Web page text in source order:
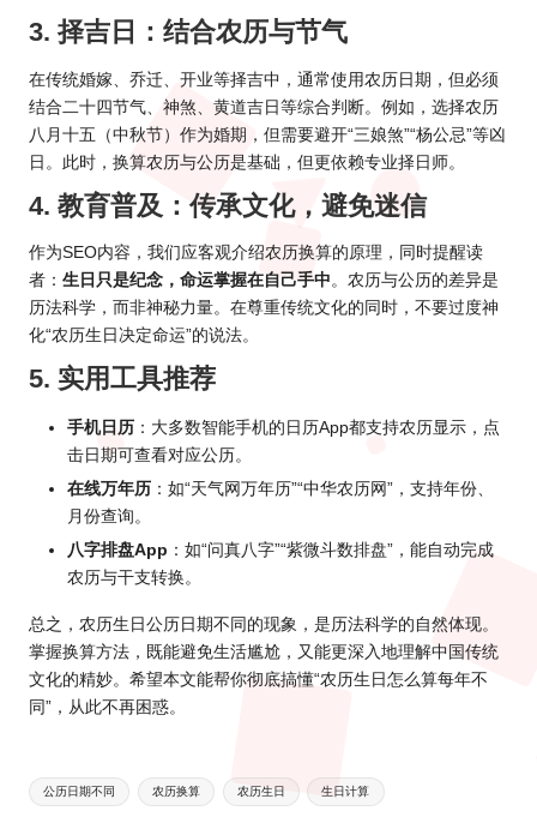
3. 择吉日：结合农历与节气
在传统婚嫁、乔迁、开业等择吉中，通常使用农历日期，但必须
结合二十四节气、神煞、黄道吉日等综合判断。例如，选择农历
八月十五（中秋节）作为婚期，但需要避开“三娘煞”“杨公忌”等凶
日。此时，换算农历与公历是基础，但更依赖专业择日师。
4. 教育普及：传承文化，避免迷信
作为SEO内容，我们应客观介绍农历换算的原理，同时提醒读
者： 生日只是纪念，命运掌握在自己手中 。农历与公历的差异是
历法科学，而非神秘力量。在尊重传统文化的同时，不要过度神
化“农历生日决定命运”的说法。
5. 实用工具推荐
手机日历 ：大多数智能手机的日历App都支持农历显示，点
击日期可查看对应公历。
在线万年历 ：如“天气网万年历”“中华农历网”，支持年份、
月份查询。
八字排盘App ：如“问真八字”“紫微斗数排盘”，能自动完成
农历与干支转换。
总之，农历生日公历日期不同的现象，是历法科学的自然体现。
掌握换算方法，既能避免生活尴尬，又能更深入地理解中国传统
文化的精妙。希望本文能帮你彻底搞懂“农历生日怎么算每年不
同”，从此不再困惑。
Tags:
公历日期不同 农历换算 农历生日 生日计算